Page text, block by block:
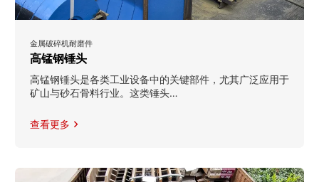
金属破碎机耐磨件
高锰钢锤头
高锰钢锤头是各类工业设备中的关键部件，尤其广泛应用于
矿山与砂石骨料行业。这类锤头…
查看更多